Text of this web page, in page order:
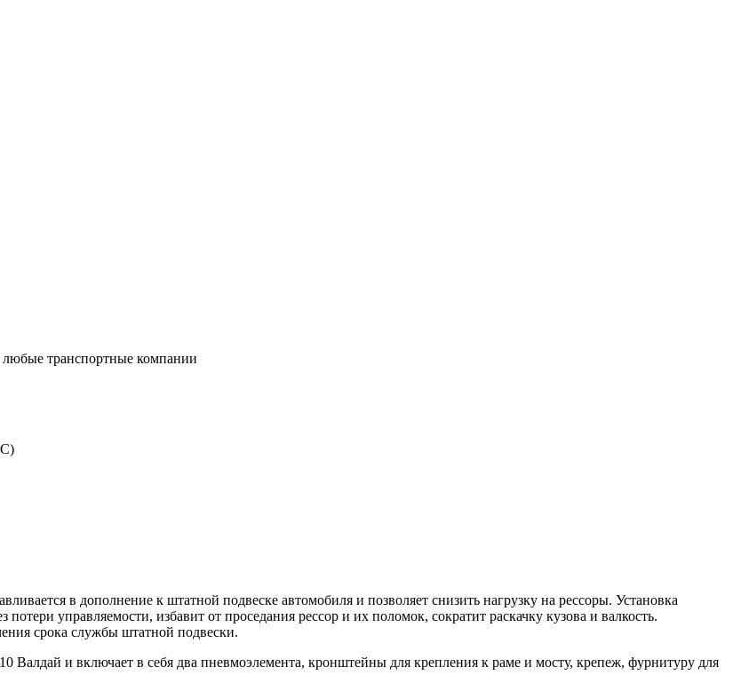
транспортные компании
в дополнение к штатной подвеске автомобиля и позволяет снизить нагрузку на рессоры. Установка
управляемости, избавит от проседания рессор и их поломок, сократит раскачку кузова и валкость.
срока службы штатной подвески.
Валдай и включает в себя два пневмоэлемента, кронштейны для крепления к раме и мосту, крепеж, фурнитуру для